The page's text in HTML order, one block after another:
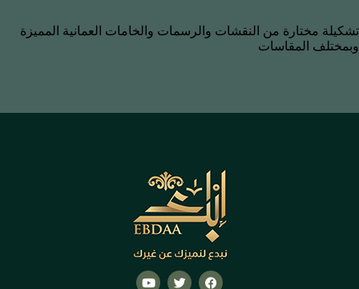
تشكيلة مختارة من النقشات والرسمات والخامات العمانية المميزة
وبمختلف المقاسات